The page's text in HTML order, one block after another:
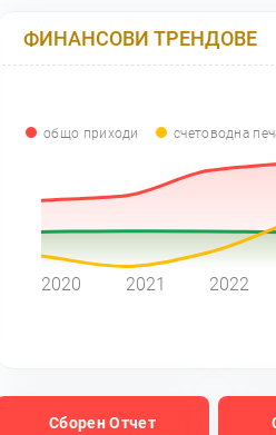
ФИНАНСОВИ ТРЕНДОВЕ
общо приходи счетоводна
2020 2021 2022
Сборен Отчет